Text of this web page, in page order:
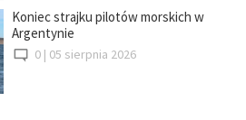
Koniec strajku pilotów morskich w
Argentynie
0 | 05 sierpnia 2026